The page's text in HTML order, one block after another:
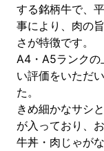
する銘柄牛で、
事により、肉の
さが特徴です。
A4・A5ランクの
い評価をいただ
た。
きめ細かなサシ
が入っており、
牛丼・肉じゃが